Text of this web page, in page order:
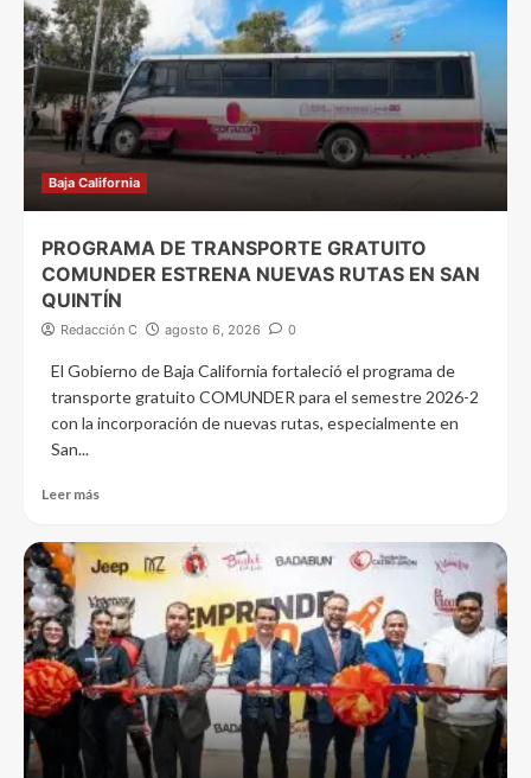
Baja California
PROGRAMA DE TRANSPORTE GRATUITO
COMUNDER ESTRENA NUEVAS RUTAS EN SAN
QUINTÍN
Redacción C agosto 6, 2026 0
El Gobierno de Baja California fortaleció el programa de
transporte gratuito COMUNDER para el semestre 2026-2
con la incorporación de nuevas rutas, especialmente en
San...
Leer más